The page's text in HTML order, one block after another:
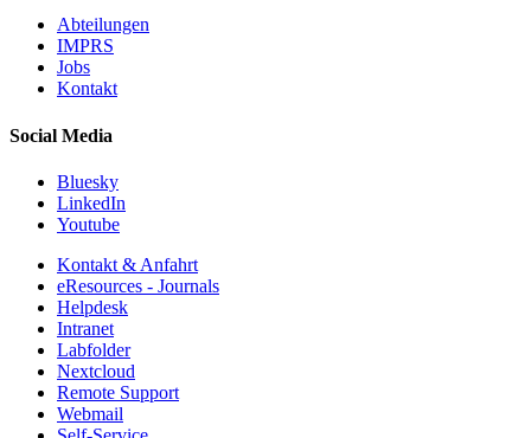
Abteilungen
IMPRS
Jobs
Kontakt
Social Media
Bluesky
LinkedIn
Youtube
Kontakt & Anfahrt
eResources - Journals
Helpdesk
Intranet
Labfolder
Nextcloud
Remote Support
Webmail